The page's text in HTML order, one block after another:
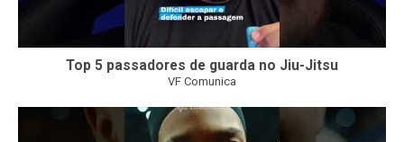
Top 5 passadores de guarda no Jiu-Jitsu
VF Comunica